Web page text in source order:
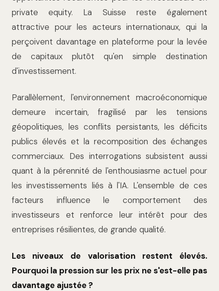
private equity. La Suisse reste également
attractive pour les acteurs internationaux, qui la
perçoivent davantage en plateforme pour la levée
de capitaux plutôt qu'en simple destination
d'investissement.
Parallèlement, l'environnement macroéconomique
demeure incertain, fragilisé par les tensions
géopolitiques, les conflits persistants, les déficits
publics élevés et la recomposition des échanges
commerciaux. Des interrogations subsistent aussi
quant à la pérennité de l'enthousiasme actuel pour
les investissements liés à l'IA. L'ensemble de ces
facteurs influence le comportement des
investisseurs et renforce leur intérêt pour des
entreprises résilientes, de grande qualité.
Les niveaux de valorisation restent élevés.
Pourquoi la pression sur les prix ne s'est-elle pas
davantage ajustée ?